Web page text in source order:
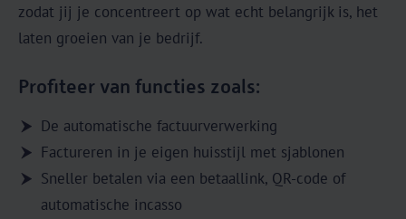
zodat jij je concentreert op wat echt belangrijk is, het
laten groeien van je bedrijf.
Profiteer van functies zoals:
De automatische factuurverwerking
Factureren in je eigen huisstijl met sjablonen
Sneller betalen via een betaallink, QR-code of
automatische incasso